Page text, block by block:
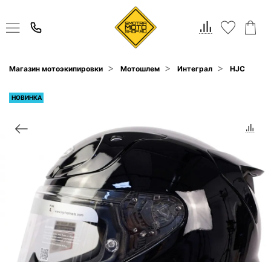
Магазин мотоэкипировки Мотошлем Интеграл HJC
НОВИНКА